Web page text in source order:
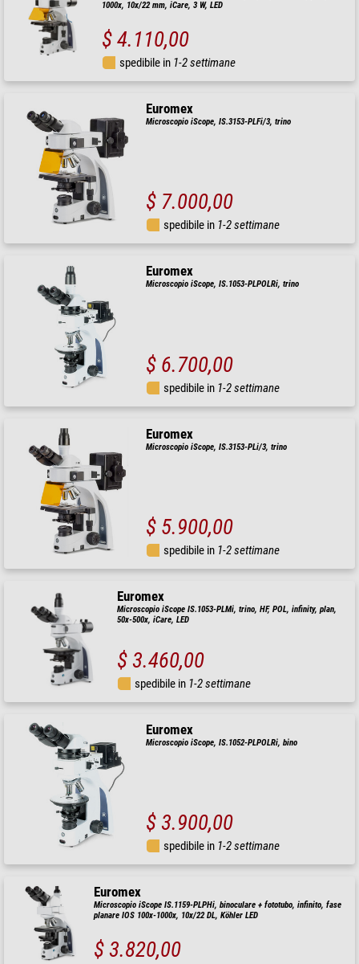
1000x, 10x/22 mm, iCare, 3 W, LED
$ 4.110,00
spedibile in 1-2 settimane
Euromex
Microscopio iScope, IS.3153-PLFi/3, trino
$ 7.000,00
spedibile in 1-2 settimane
Euromex
Microscopio iScope, IS.1053-PLPOLRi, trino
$ 6.700,00
spedibile in 1-2 settimane
Euromex
Microscopio iScope, IS.3153-PLi/3, trino
$ 5.900,00
spedibile in 1-2 settimane
Euromex
Microscopio iScope IS.1053-PLMi, trino, HF, POL, infinity, plan,
50x-500x, iCare, LED
$ 3.460,00
spedibile in 1-2 settimane
Euromex
Microscopio iScope, IS.1052-PLPOLRi, bino
$ 3.900,00
spedibile in 1-2 settimane
Euromex
Microscopio iScope IS.1159-PLPHi, binoculare + fototubo, infinito, fase
planare IOS 100x-1000x, 10x/22 DL, Köhler LED
$ 3.820,00